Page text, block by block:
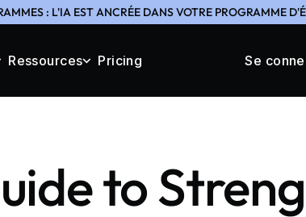
: L'IA EST ANCRÉE DANS VOTRE PROGRAMME
Ressources Pricing Se
to